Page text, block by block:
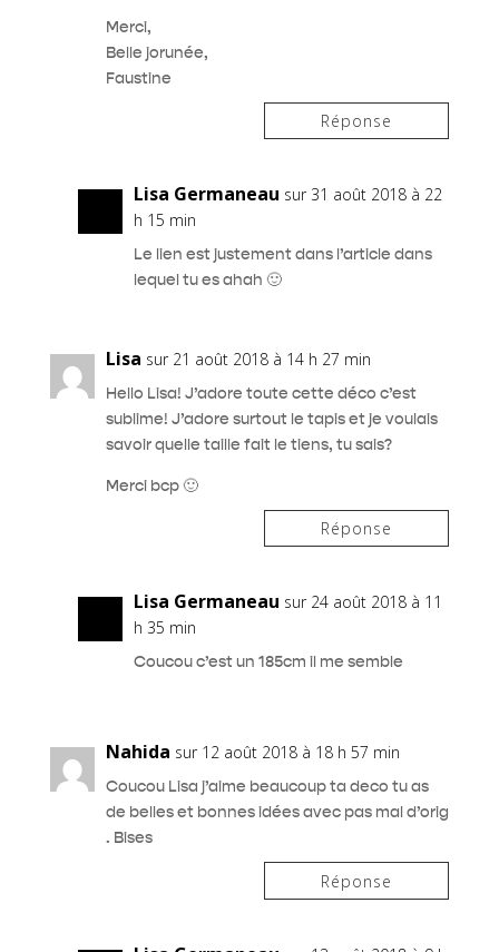
Merci,
Belle jorunée,
Faustine
Réponse
Lisa Germaneau sur 31 août 2018 à 22
h 15 min
Le lien est justement dans l’article dans
lequel tu es ahah 🙂
Lisa sur 21 août 2018 à 14 h 27 min
Hello Lisa! J’adore toute cette déco c’est
sublime! J’adore surtout le tapis et je voulais
savoir quelle taille fait le tiens, tu sais?
Merci bcp 🙂
Réponse
Lisa Germaneau sur 24 août 2018 à 11
h 35 min
Coucou c’est un 185cm il me semble
Nahida sur 12 août 2018 à 18 h 57 min
Coucou Lisa j’aime beaucoup ta deco tu as
de belles et bonnes idées avec pas mal d’orig
. Bises
Réponse